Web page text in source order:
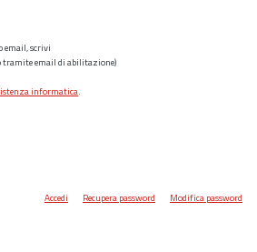
email, scrivi
tramite email di abilitazione)
informatica.
Accedi Recupera password Modifica password